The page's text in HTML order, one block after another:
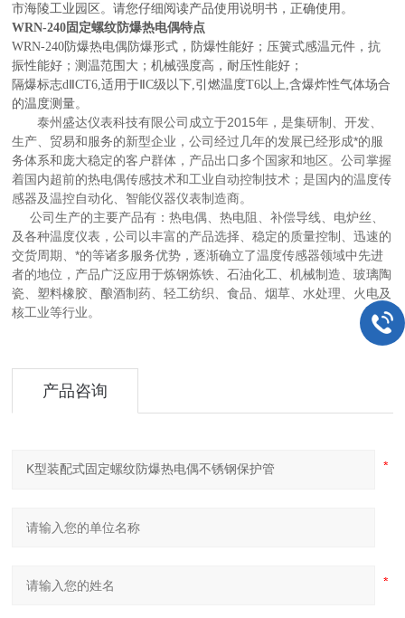
市海陵工业园区。请您仔细阅读产品使用说明书，正确使用。
WRN-240固定螺纹防爆热电偶特点
WRN-240防爆热电偶防爆形式，防爆性能好；压簧式感温元件，抗
振性能好；测温范围大；机械强度高，耐压性能好；
隔爆标志dⅡCT6,适用于ⅡC级以下,引燃温度T6以上,含爆炸性气体场合
的温度测量。
泰州盛达仪表科技有限公司成立于2015年，是集研制、开发、
生产、贸易和服务的新型企业，公司经过几年的发展已经形成*的服
务体系和庞大稳定的客户群体，产品出口多个国家和地区。公司掌握
着国内超前的热电偶传感技术和工业自动控制技术；是国内的温度传
感器及温控自动化、智能仪器仪表制造商。
公司生产的主要产品有：热电偶、热电阻、补偿导线、电炉丝、
及各种温度仪表，公司以丰富的产品选择、稳定的质量控制、迅速的
交货周期、*的等诸多服务优势，逐渐确立了温度传感器领域中先进
者的地位，产品广泛应用于炼钢炼铁、石油化工、机械制造、玻璃陶
瓷、塑料橡胶、酿酒制药、轻工纺织、食品、烟草、水处理、火电及
核工业等行业。
产品咨询